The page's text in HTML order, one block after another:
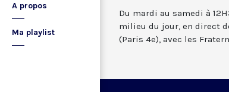
A propos
Ma playlist
Du mardi au samedi à
milieu du jour, en direct
(Paris 4e), avec les